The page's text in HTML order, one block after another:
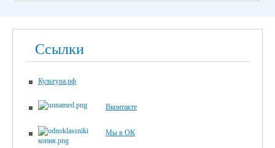
Ссылки
Культура.рф
Вконтакте
Мы в ОК